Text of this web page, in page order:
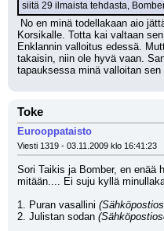
siitä 29 ilmaista tehdasta,
Korsikalle. Totta kai valtaan
Enklannin valloitus edessä.
takaisin, niin ole hyvä vaan.
tapauksessa minä valloitan sen
Toke
Eurooppataisto
Viesti 1319 - 03.11.2009 klo 16:41:23
Sori Taikis ja Bomber, en enää
mitään.... Ei suju kyllä
1. Puran vasallini
2. Julistan sodan